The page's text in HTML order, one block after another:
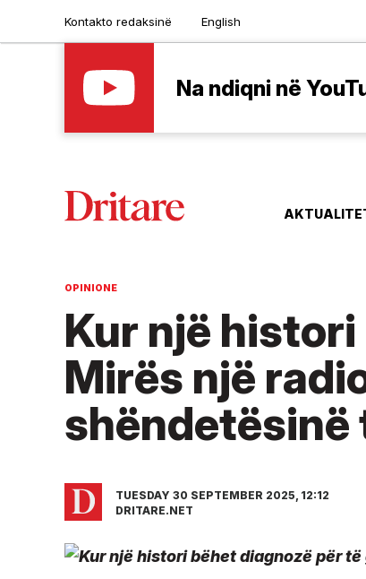
Kontakto redaksinë English
Na ndiqni në
OPINIONE
Kur një
Mirës një
shëndetësinë
TUESDAY 30 SEPTEMBER 2025, 12:12
DRITARE.NET